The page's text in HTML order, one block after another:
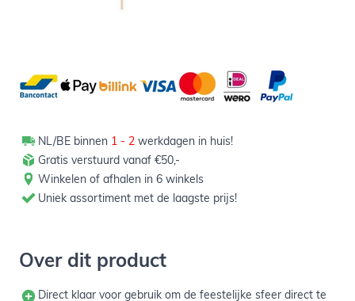
NL/BE binnen 1 - 2 werkdagen in huis!
Gratis verstuurd vanaf €50,-
Winkelen of afhalen in 6 winkels
Uniek assortiment met de laagste prijs!
Over dit product
Direct klaar voor gebruik om de feestelijke sfeer direct te